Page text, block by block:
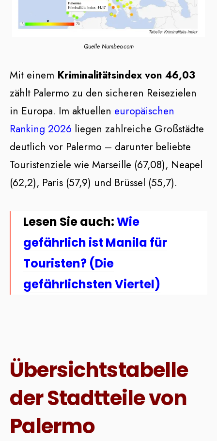
Quelle Numbeo.com
Mit einem Kriminalitätsindex von 46,03
zählt Palermo zu den sicheren Reisezielen
in Europa. Im aktuellen europäischen
Ranking 2026 liegen zahlreiche Großstädte
deutlich vor Palermo – darunter beliebte
Touristenziele wie Marseille (67,08), Neapel
(62,2), Paris (57,9) und Brüssel (55,7).
Lesen Sie auch:Wie
gefährlich ist Manila für
Touristen? (Die
gefährlichsten Viertel)
Übersichtstabelle
der Stadtteile von
Palermo